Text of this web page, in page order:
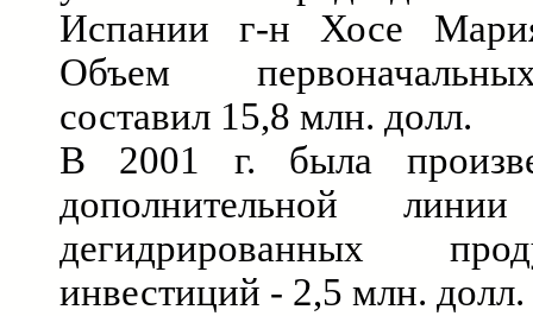
Испании г-н Хосе
Объем
составил 15,8 млн. долл.
В 2001 г. была
дополнительной
дегидрированных
инвестиций - 2,5 млн. долл.